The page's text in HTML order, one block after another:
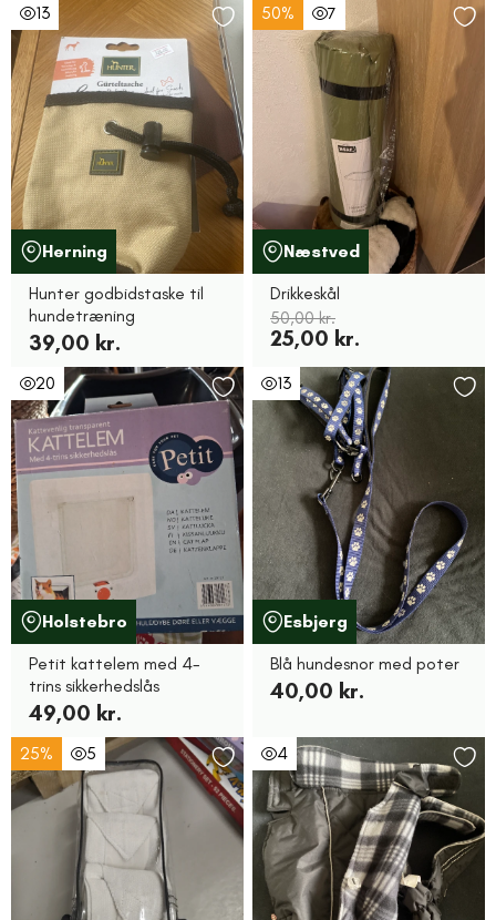
13
Herning
Hunter godbidstaske til
hundetræning
39,00 kr.
50% 7
Næstved
Drikkeskål
50,00 kr.
25,00 kr.
20
Holstebro
Petit kattelem med 4-
trins sikkerhedslås
49,00 kr.
13
Esbjerg
Blå hundesnor med poter
40,00 kr.
25% 5 4